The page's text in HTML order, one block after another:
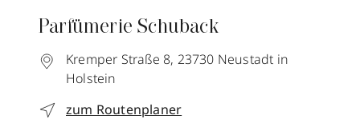
Parfümerie Schuback
Kremper Straße 8, 23730 Neustadt in
Holstein
zum Routenplaner